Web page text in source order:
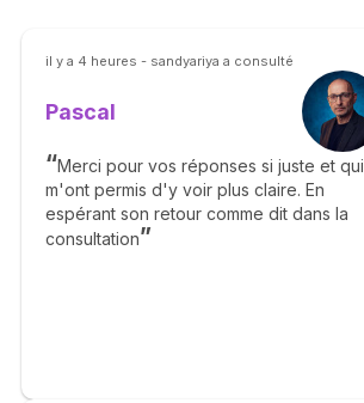
il y a 4 heures - sandyariya a consulté
Pascal
Merci pour vos réponses si juste et qui
m'ont permis d'y voir plus claire. En
espérant son retour comme dit dans la
consultation